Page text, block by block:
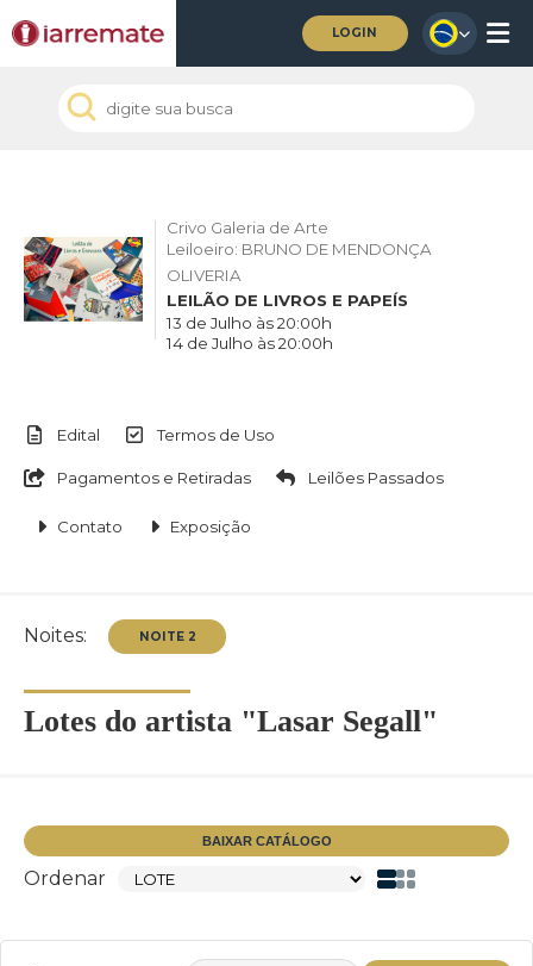
LOGIN
Crivo Galeria de Arte
Leiloeiro: BRUNO DE MENDONÇA
OLIVERIA
LEILÃO DE LIVROS E PAPEÍS
13 de Julho às 20:00h
14 de Julho às 20:00h
Edital Termos de Uso
Pagamentos e Retiradas Leilões Passados
Contato Exposição
Noites:
Lotes do artista "Lasar Segall"
BAIXAR CATÁLOGO
Ordenar